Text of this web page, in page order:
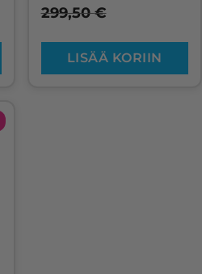
299,50€
LISÄÄ KORIIN